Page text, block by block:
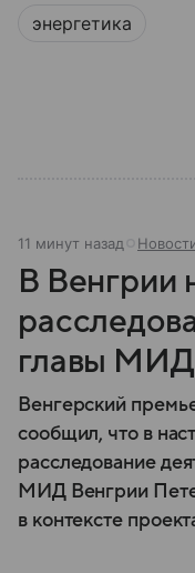
энергетика
11 минут назад
В Венгрии
главы
Венгерский
сообщил, что в
расследование
МИД Венгрии
в контексте